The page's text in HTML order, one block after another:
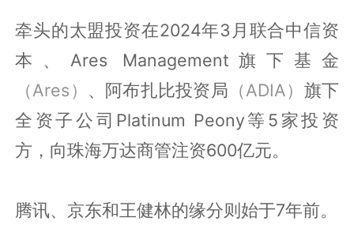
牵头的太盟投资在2024年3月联合中信资
本、Ares Management旗下基金
（Ares） 、阿布扎比投资局 （ADIA） 旗下
全资子公司Platinum Peony等5家投资
方，向珠海万达商管注资600亿元。
腾讯、京东和王健林的缘分则始于7年前。